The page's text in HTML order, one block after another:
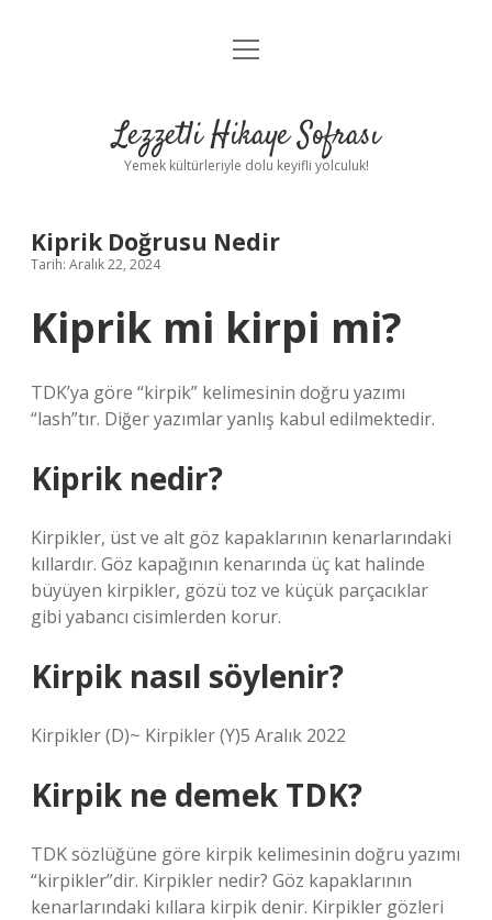
Anasayfa
Yasal Uyarı
menüyü
Lezzetli Hikaye Sofrası
Yemek kültürleriyle dolu keyifli yolculuk!
Kiprik Doğrusu Nedir
Tarih: Aralık 22, 2024
Kiprik mi kirpi mi?
TDK’ya göre “kirpik” kelimesinin doğru yazımı
“lash”tır. Diğer yazımlar yanlış kabul edilmektedir.
Kiprik nedir?
Kirpikler, üst ve alt göz kapaklarının kenarlarındaki
kıllardır. Göz kapağının kenarında üç kat halinde
büyüyen kirpikler, gözü toz ve küçük parçacıklar
gibi yabancı cisimlerden korur.
Kirpik nasıl söylenir?
Kirpikler (D)~ Kirpikler (Y)5 Aralık 2022
Kirpik ne demek TDK?
TDK sözlüğüne göre kirpik kelimesinin doğru yazımı
“kirpikler”dir. Kirpikler nedir? Göz kapaklarının
kenarlarındaki kıllara kirpik denir. Kirpikler gözleri